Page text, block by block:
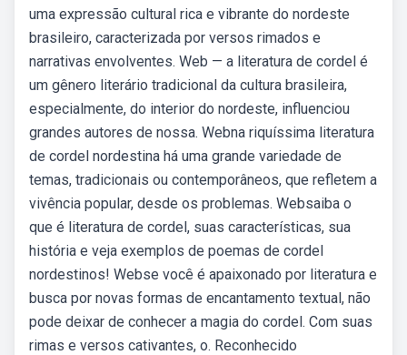
uma expressão cultural rica e vibrante do nordeste
brasileiro, caracterizada por versos rimados e
narrativas envolventes. Web — a literatura de cordel é
um gênero literário tradicional da cultura brasileira,
especialmente, do interior do nordeste, influenciou
grandes autores de nossa. Webna riquíssima literatura
de cordel nordestina há uma grande variedade de
temas, tradicionais ou contemporâneos, que refletem a
vivência popular, desde os problemas. Websaiba o
que é literatura de cordel, suas características, sua
história e veja exemplos de poemas de cordel
nordestinos! Webse você é apaixonado por literatura e
busca por novas formas de encantamento textual, não
pode deixar de conhecer a magia do cordel. Com suas
rimas e versos cativantes, o. Reconhecido